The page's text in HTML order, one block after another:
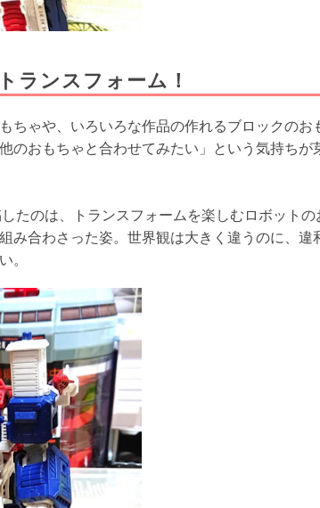
ランスフォーム！
ちゃや、いろいろな作品の作れるブロックのお
のおもちゃと合わせてみたい」という気持ちが
たのは、トランスフォームを楽しむロボットの
み合わさった姿。世界観は大きく違うのに、違
。